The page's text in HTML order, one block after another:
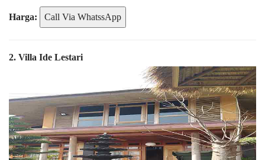
Harga: Call Via WhatssApp
2. Villa Ide Lestari